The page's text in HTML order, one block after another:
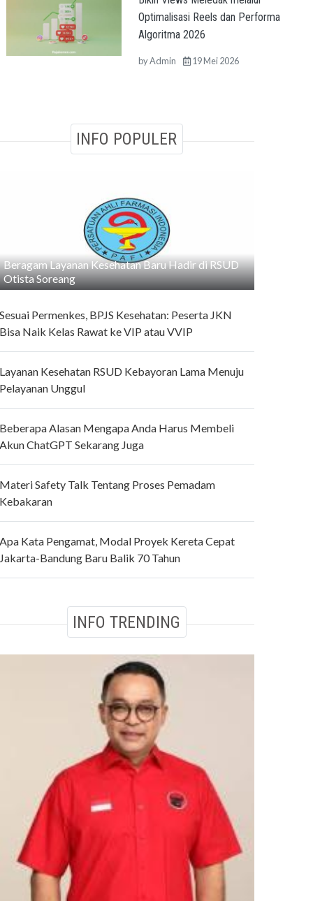
Optimalisasi Reels dan Performa
Algoritma 2026
byAdmin 19 Mei 2026
INFO POPULER
Beragam Layanan Kesehatan Baru Hadir di RSUD
Otista Soreang
Permenkes, BPJS Kesehatan: Peserta JKN
Naik Kelas Rawat ke VIP atau VVIP
Kesehatan RSUD Kebayoran Lama Menuju
Unggul
Alasan Mengapa Anda Harus Membeli
ChatGPT Sekarang Juga
Safety Talk Tentang Proses Pemadam
Kata Pengamat, Modal Proyek Kereta Cepat
Bandung Baru Balik 70 Tahun
INFO TRENDING